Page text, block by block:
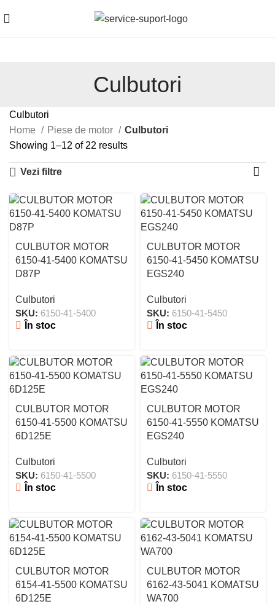
Culbutori
Culbutori
Home
Piese de motor
Culbutori
Showing 1–12 of 22 results
Vezi filtre
CULBUTOR MOTOR
6150-41-5400 KOMATSU
D87P
Culbutori
SKU: 6150-41-5400
În stoc
CULBUTOR MOTOR
6150-41-5450 KOMATSU
EGS240
Culbutori
SKU: 6150-41-5450
În stoc
CULBUTOR MOTOR
6150-41-5500 KOMATSU
6D125E
Culbutori
SKU: 6150-41-5500
În stoc
CULBUTOR MOTOR
6150-41-5550 KOMATSU
EGS240
Culbutori
SKU: 6150-41-5550
În stoc
CULBUTOR MOTOR
6154-41-5500 KOMATSU
6D125E
CULBUTOR MOTOR
6162-43-5041 KOMATSU
WA700